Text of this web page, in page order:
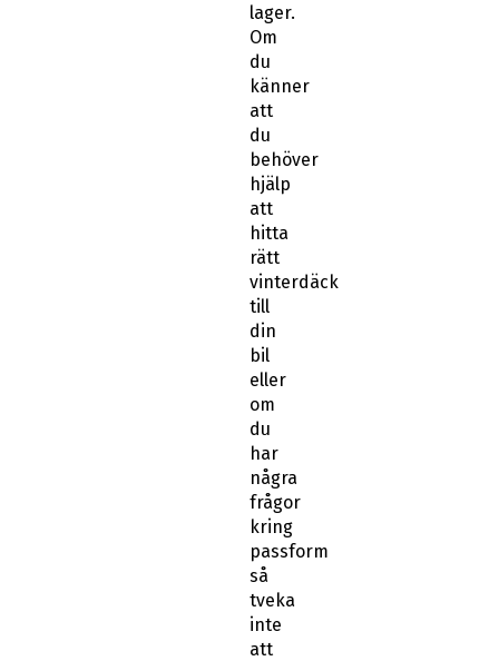
lager.
Om
du
känner
att
du
behöver
hjälp
att
hitta
rätt
vinterdäck
till
din
bil
eller
om
du
har
några
frågor
kring
passform
så
tveka
inte
att